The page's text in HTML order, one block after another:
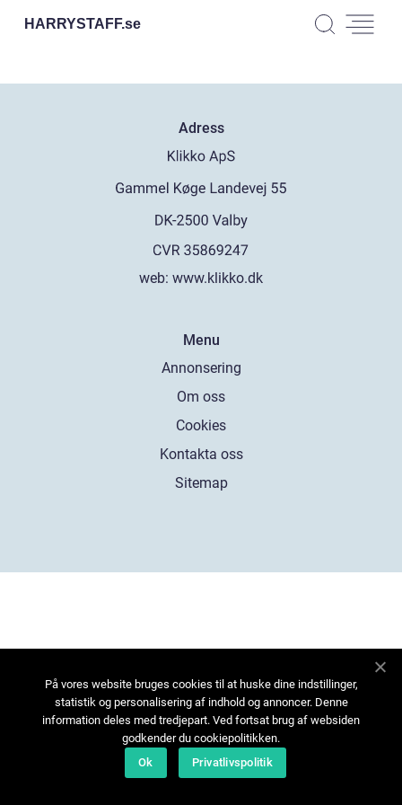
HARRYSTAFF.se
Adress
web: www.klikko.dk
Menu
Annonsering
Om oss
Cookies
Kontakta oss
Sitemap
På vores website bruges cookies til at huske dine indstillinger,
statistik og personalisering af indhold og annoncer. Denne
information deles med tredjepart. Ved fortsat brug af websiden
godkender du cookiepolitikken.
Ok
Privatlivspolitik